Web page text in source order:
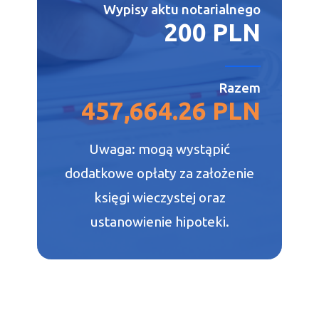
Wypisy aktu notarialnego
200 PLN
Razem
457,664.26 PLN
Uwaga: mogą wystąpić
dodatkowe opłaty za założenie
księgi wieczystej oraz
ustanowienie hipoteki.